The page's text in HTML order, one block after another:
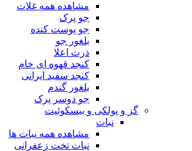
مشاهده همه غلات
جو پرک
جو پوست کنده
بلغور جو
ذرت اعلا
کنجد قهوه ای خام
کنجد سفید ایرانی
بلغور گندم
جو دوسر پرک
گز و پولکی و بیسکوئیت
نبات
مشاهده همه نبات ها
نبات تخت زعفرانی